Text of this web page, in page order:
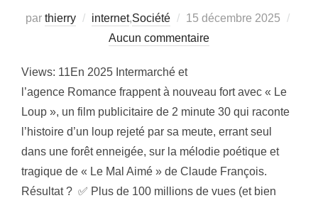
par thierry internet,Société
Publié
le
15 décembre 2025
Aucun commentaire
Views: 11En 2025 Intermarché et
l’agence Romance frappent à nouveau fort avec « Le
Loup », un film publicitaire de 2 minute 30 qui raconte
l’histoire d’un loup rejeté par sa meute, errant seul
dans une forêt enneigée, sur la mélodie poétique et
tragique de « Le Mal Aimé » de Claude François.
Résultat ? ✅ Plus de 100 millions de vues (et bien